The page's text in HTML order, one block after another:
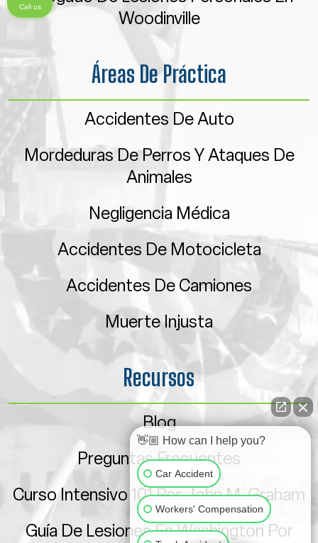
Woodinville
Áreas De Práctica
Accidentes De Auto
Mordeduras De Perros Y Ataques De
Animales
Negligencia Médica
Accidentes De Motocicleta
Accidentes De Camiones
Muerte Injusta
Recursos
Blog
Preguntas Frecuentes
Curso Intensivo 101 Por John M. Graham
Guía De Lesiones En Washington Por
👋🏼 How can I help you?
Car Accident
Workers' Compensation
Call us